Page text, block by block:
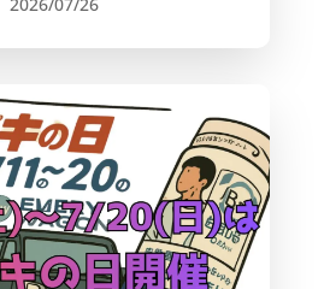
2026/07/26